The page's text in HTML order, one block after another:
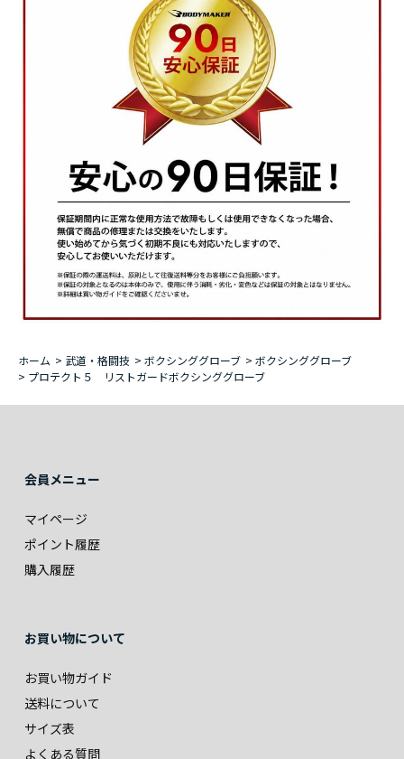
ホーム > 武道・格闘技 > ボクシンググローブ > ボクシンググローブ
> プロテクト５ リストガードボクシンググローブ
会員メニュー
マイページ
ポイント履歴
購入履歴
お買い物について
お買い物ガイド
送料について
サイズ表
よくある質問